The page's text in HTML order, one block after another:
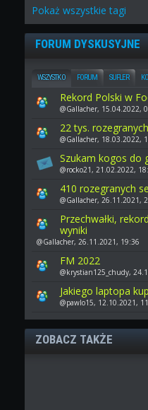
Pokaż wszystkie tagi
FORUM DYSKUSYJNE
WSZYSTKO FORUM SUFLER
Rekord Polski w
@Gallacher, 15.04.2022,
22 tys.
@Gallacher, 18.03.2022,
Szukam kogos do
@rocko21, 21.02.2022,
410 rozegranych
@Gallacher, 26.11.2021,
Przechwałki,
wyniki
@Gallacher, 26.11.2021, 19:36
FM 2022
@krystian125_chudy,
Jakiego laptopa
@pawlo15, 12.10.2021,
ZOBACZ TAKŻE